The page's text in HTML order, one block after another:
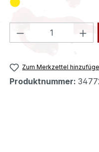
Produkt
Zum Merkzettel
Produktnummer: